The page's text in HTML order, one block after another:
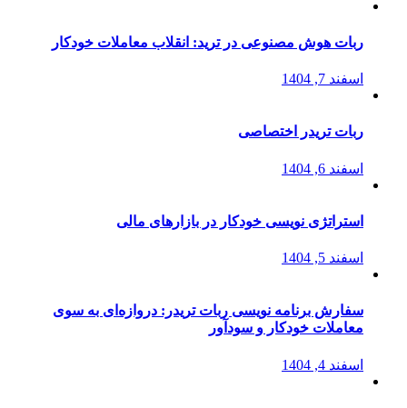
ربات هوش مصنوعی در ترید: انقلاب معاملات خودکار
اسفند 7, 1404
ربات تریدر اختصاصی
اسفند 6, 1404
استراتژی‌ نویسی خودکار در بازارهای مالی
اسفند 5, 1404
سفارش برنامه نویسی ربات تریدر: دروازه‌ای به سوی
معاملات خودکار و سودآور
اسفند 4, 1404